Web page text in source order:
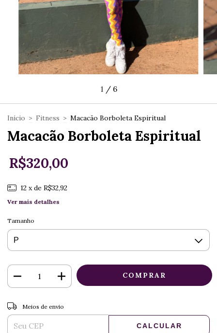
1 / 6
Início > Fitness > Macacão Borboleta Espiritual
Macacão Borboleta Espiritual
R$320,00
12 x de R$32,92
Ver mais detalhes
Tamanho
Entregas para o CEP:
Meios de envio
CALCULAR